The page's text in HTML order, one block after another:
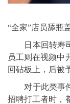
“全家”店员舔瓶
日本回转寿司
员工则在视频中
回砧板上，后被
对于此类事件
招聘打工者时，